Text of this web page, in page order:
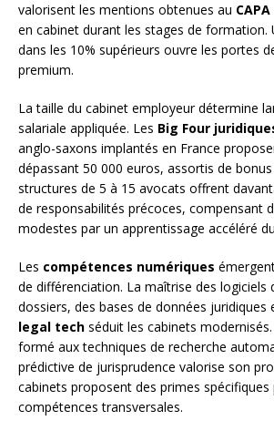
valorisent les mentions obtenues au CAPA
en cabinet durant les stages de formation.
dans les 10% supérieurs ouvre les portes
premium.
La taille du cabinet employeur détermine
salariale appliquée. Les Big Four
anglo-saxons implantés en France
dépassant 50 000 euros, assortis de
structures de 5 à 15 avocats offrent
de responsabilités précoces, compensant
modestes par un apprentissage accéléré
Les compétences numériques
de différenciation. La maîtrise des logiciels
dossiers, des bases de données juridiques
legal tech séduit les cabinets
formé aux techniques de recherche
prédictive de jurisprudence valorise son
cabinets proposent des primes spécifiques
compétences transversales.